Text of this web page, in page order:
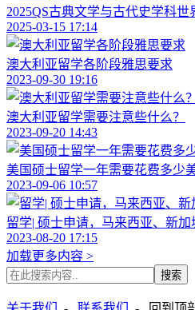
2025QS古典文学与古代史学科
2025-03-15 17:14
澳大利亚留学各阶段雅思要求
2023-09-30 19:16
澳大利亚留学需要注意些什么？
2023-09-20 14:43
美国硕士留学一年需要花费多少
2023-09-06 10:57
留学| 硕士申请，马来西亚、新加
2023-08-20 17:15
加载更多内容 >
搜索